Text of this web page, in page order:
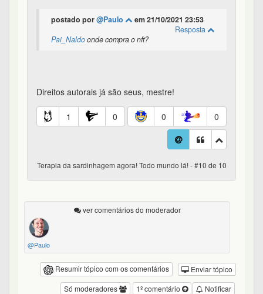
postado por@Paulo
em 21/10/2021 23:53
Resposta
Pai_Naldoonde compra o nft?
Direitos autorais já são seus, mestre!
1 0 0 0
Terapia da sardinhagem agora! Todo mundo lá! - #10 de 10
ver comentários do moderador
@Paulo
Resumir tópico com os comentários
Enviar tópico
Notificar
1º comentário
Só moderadores